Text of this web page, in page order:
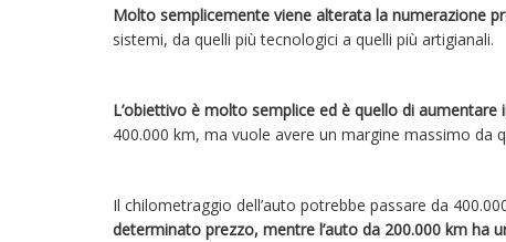
Molto semplicemente viene alterata la numerazione
sistemi, da quelli più tecnologici a quelli più artigianali.
L’obiettivo è molto semplice ed è quello di
400.000 km, ma vuole avere un margine massimo da
Il chilometraggio dell’auto potrebbe passare da
determinato prezzo, mentre l’auto da 200.000 km ha